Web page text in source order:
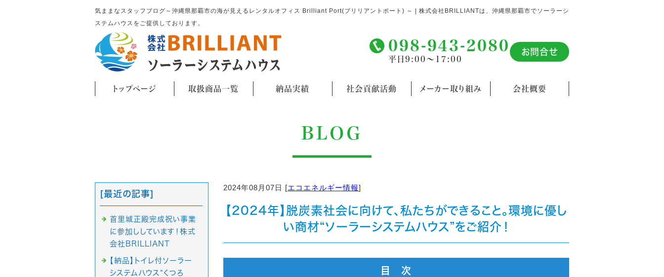
気ままなスタッフブログ～沖縄県那覇市の海が見えるレンタルオフィス Brilliant Port(ブリリアントポート) ～ | 株式会社BRILLIANTは、沖縄県那覇市でソーラーシ
ステムハウスをご提供しております。
098-943-2080
平日9:00～17:00
お問合せ
トップページ 取扱商品一覧 納品実績 社会貢献活動 メーカー取り組み 会社概要
BLOG
2024年08月07日 [エコエネルギー情報]
【2024年】脱炭素社会に向けて、私たちができること。環境に優し
い商材“ソーラーシステムハウス”をご紹介！
目 次
[最近の記事]
首里城正殿完成祝い事業
に参加ししています！株式
会社BRILLIANT
【納品】トイレ付ソーラー
システムハウス“くつろ